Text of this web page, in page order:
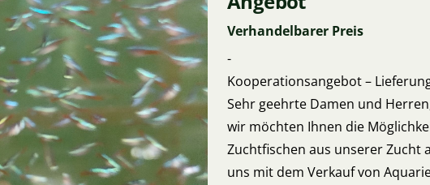
Verhandelbarer Preis
-
Kooperationsangebot –
Sehr geehrte Damen und
wir möchten Ihnen die
Zuchtfischen aus unserer Zucht
uns mit dem Verkauf von